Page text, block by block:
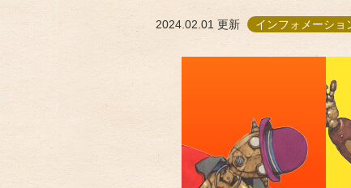
2024.02.01 更新 インフォメーショ